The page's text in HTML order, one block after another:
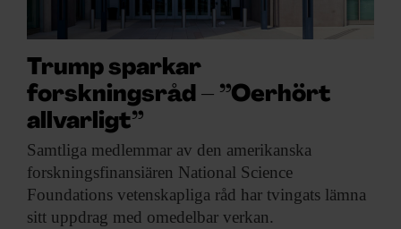
ARKIV & E-TIDNING
EVENEMANG & RESOR
SHOP
KONTAKTA F&F
Trump sparkar
forskningsråd – ”Oerhört
allvarligt”
Samtliga medlemmar av den amerikanska
forskningsfinansiären National Science
Foundations vetenskapliga råd har tvingats lämna
sitt uppdrag med omedelbar verkan.